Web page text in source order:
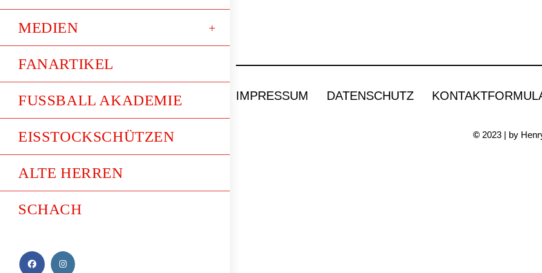
MEDIEN
FANARTIKEL
FUSSBALL AKADEMIE
EISSTOCKSCHÜTZEN
ALTE HERREN
SCHACH
IMPRESSUM DATENSCHUTZ
© 2023 | by